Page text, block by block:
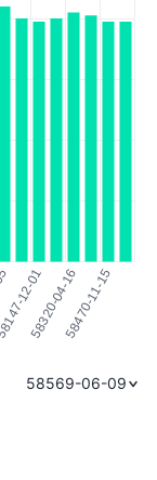
58569-06-09